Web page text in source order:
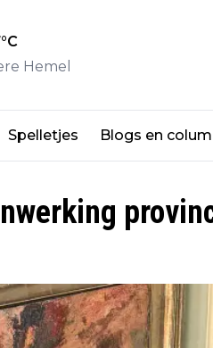
°C
Hemel
Spelletjes Blogs en